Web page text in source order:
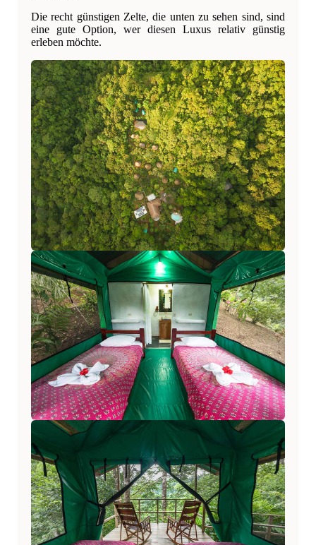
Die recht günstigen Zelte, die unten zu sehen sind, sind
eine gute Option, wer diesen Luxus relativ günstig
erleben möchte.